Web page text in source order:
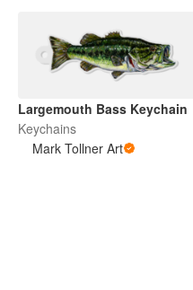
Largemouth Bass Keychain
Keychains
Mark Tollner Art